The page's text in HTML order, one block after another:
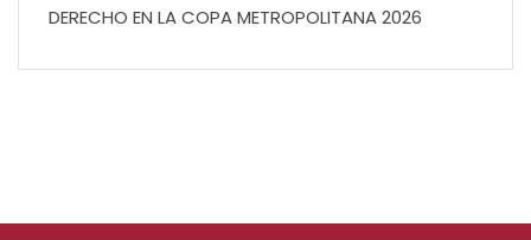
DERECHO EN LA COPA METROPOLITANA 2026